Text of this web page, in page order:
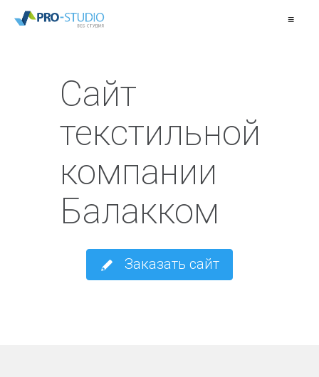
≡
Сайт
текстильной
компании
Балакком
Заказать сайт